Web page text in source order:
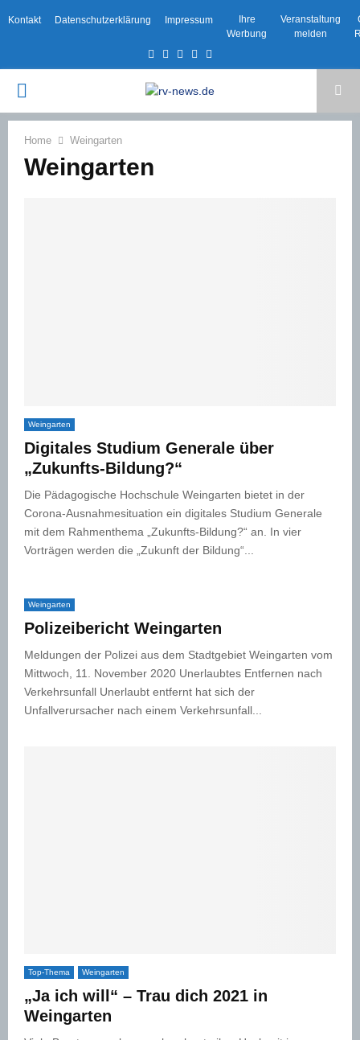
Kontakt Datenschutzerklärung Impressum
Ihre
Werbung
Veranstaltung
melden
Facebook
TwitterInstagram
Email
PRIMARY
MENU
Home Weingarten
Weingarten
Weingarten
Digitales Studium Generale über
„Zukunfts-Bildung?“
Die Pädagogische Hochschule Weingarten bietet in der
Corona-Ausnahmesituation ein digitales Studium Generale
mit dem Rahmenthema „Zukunfts-Bildung?“ an. In vier
Vorträgen werden die „Zukunft der Bildung“...
Weingarten
Polizeibericht Weingarten
Meldungen der Polizei aus dem Stadtgebiet Weingarten vom
Mittwoch, 11. November 2020 Unerlaubtes Entfernen nach
Verkehrsunfall Unerlaubt entfernt hat sich der
Unfallverursacher nach einem Verkehrsunfall...
Top-Thema Weingarten
„Ja ich will“ – Trau dich 2021 in
Weingarten